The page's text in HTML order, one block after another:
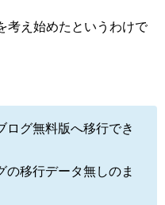
考え始めたというわけで
ログ無料版へ移行でき
の移行データ無しのま